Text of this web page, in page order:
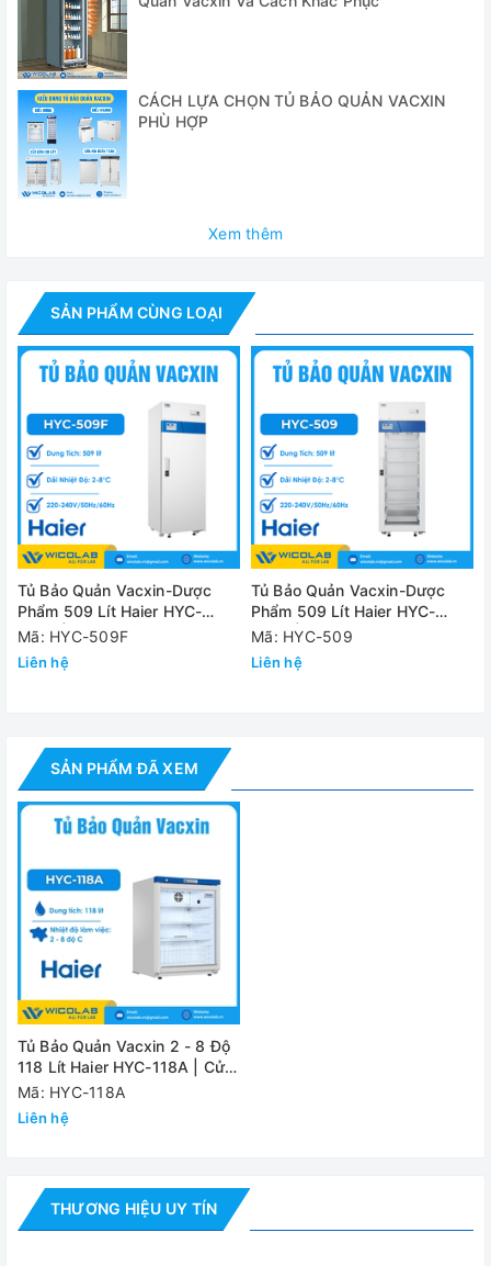
✅Hệ thống điều khiển vi xử lý, màn hình hiển thị kỹ thuật số
và điều chỉnh nhiệt độ với bước điều chỉnh 1 độ C
✅ Độ đồng đều nhiệt độ ± 3oC
Thông số kỹ thuật
- Dung tích:118 lít
- Phân loại an toàn khí hậu: Class N
- Kiểu làm lạnh: Làm lạnh bằng dòng khí cưỡng bức
- Chế độ rã đông: tự động
- Môi chất làm lạnh: HC
- Kích thước ngoài(W*D*H): 597 x 635 x 835 mm
- Nguồn điện: 220 – 240V/ 50Hz/ 60Hz | 1.5A
- Trọng lượng: 41kg
Đánh giá
CÁCH LỰA CHỌN TỦ BẢO QUẢN VACXIN
PHÙ HỢP
Xem thêm
SẢN PHẨM CÙNG LOẠI
Tủ Bảo Quản Vacxin-Dược
Phẩm 509 Lít Haier HYC-
509F | Cửa Thép
Mã: HYC-509F
Liên hệ
Tủ Bảo Quản Vacxin-Dược
Phẩm 509 Lít Haier HYC-
509F | Cửa Kính
Mã: HYC-509
Liên hệ
SẢN PHẨM ĐÃ XEM
Tủ Bảo Quản Vacxin 2 - 8 Độ
118 Lít Haier HYC-118A | Cửa
Kính
Mã: HYC-118A
Liên hệ
THƯƠNG HIỆU UY TÍN